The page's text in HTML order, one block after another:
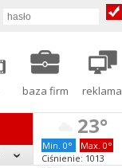
baza firm reklama
23°
Min. 0°
Max. 0°
Ciśnienie: 1013